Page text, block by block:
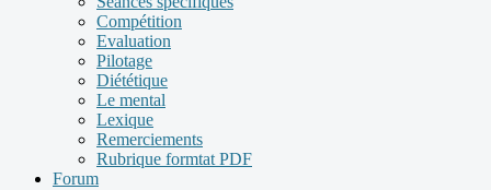
Compétition
Evaluation
Pilotage
Diététique
Le mental
Lexique
Remerciements
Rubrique formtat PDF
Forum